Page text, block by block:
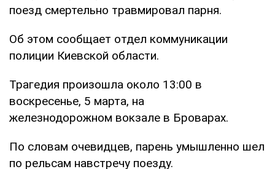
поезд смертельно травмировал парня.
Об этом сообщает отдел коммуникации
полиции Киевской области.
Трагедия произошла около 13:00 в
воскресенье, 5 марта, на
железнодорожном вокзале в Броварах.
По словам очевидцев, парень умышленно шел
по рельсам навстречу поезду.